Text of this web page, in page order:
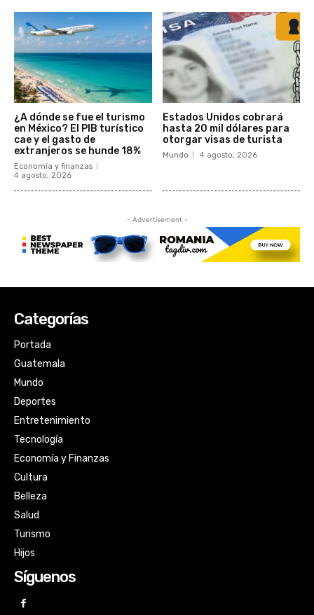
Categorías
Portada
Guatemala
Mundo
Deportes
Entretenimiento
Tecnología
Economía y Finanzas
Cultura
Belleza
Salud
Turismo
Hijos
Síguenos